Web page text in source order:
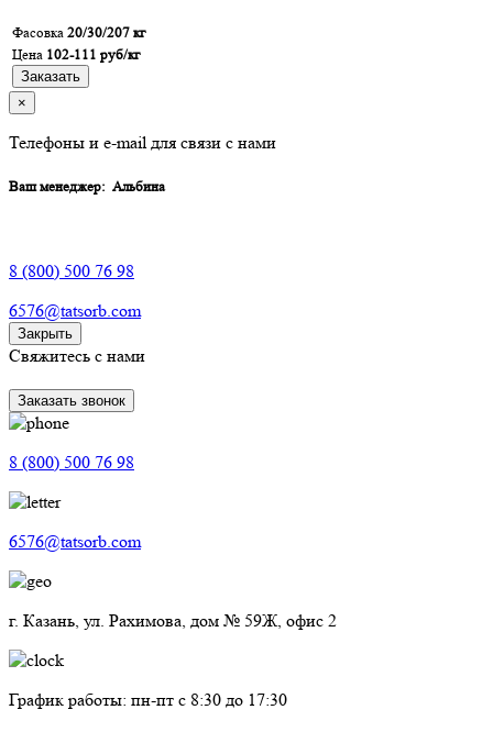
Фасовка 20/30/207 кг
Цена 102-111 руб/кг
Заказать
×
Телефоны и e-mail для связи с нами
Ваш менеджер: Альбина
8 (800) 500 76 98
6576@tatsorb.com
Закрыть
Свяжитесь с нами
Заказать звонок
8 (800) 500 76 98
6576@tatsorb.com
г. Казань, ул. Рахимова, дом № 59Ж, офис 2
График работы: пн-пт с 8:30 до 17:30